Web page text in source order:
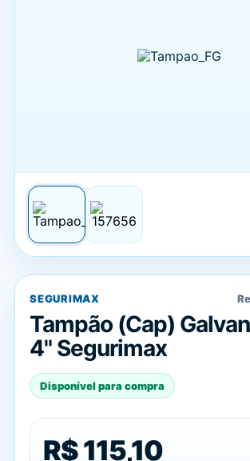
SEGURIMAX
Tampão (Cap)
4" Segurimax
Disponível para compra
R$ 115,10